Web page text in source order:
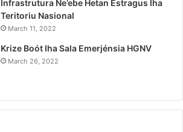
Infrastrutura Ne’ebe Hetan Estragus Iha
Teritoriu Nasional
March 11, 2022
Krize Boót Iha Sala Emerjénsia HGNV
March 26, 2022